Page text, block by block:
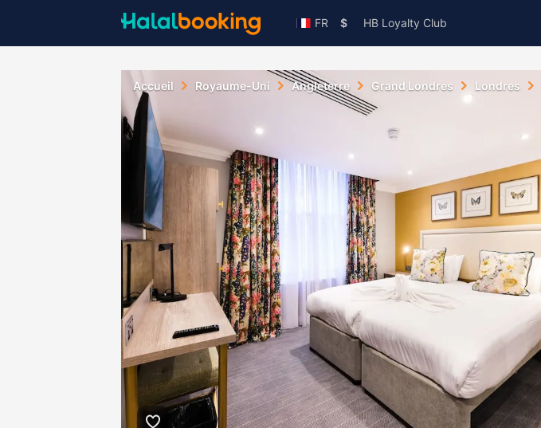
FR $ HB Loyalty Club
Accueil Royaume-Uni Angleterre Grand Londres Londres